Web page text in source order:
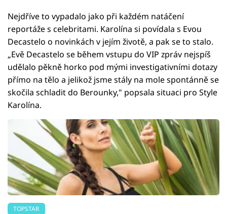
Nejdříve to vypadalo jako při každém natáčení
reportáže s celebritami. Karolína si povídala s Evou
Decastelo o novinkách v jejím životě, a pak se to stalo.
„Evě Decastelo se během vstupu do VIP zpráv nejspíš
udělalo pěkně horko pod mými investigativními dotazy
přímo na tělo a jelikož jsme stály na mole spontánně se
skočila schladit do Berounky," popsala situaci pro Style
Karolína.
TOPSTAR